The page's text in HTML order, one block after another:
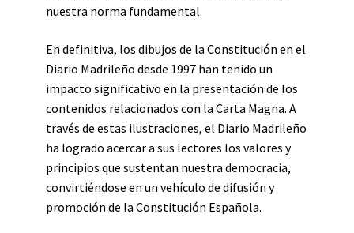
nuestra norma fundamental.
En definitiva, los dibujos de la Constitución en el
Diario Madrileño desde 1997 han tenido un
impacto significativo en la presentación de los
contenidos relacionados con la Carta Magna. A
través de estas ilustraciones, el Diario Madrileño
ha logrado acercar a sus lectores los valores y
principios que sustentan nuestra democracia,
convirtiéndose en un vehículo de difusión y
promoción de la Constitución Española.